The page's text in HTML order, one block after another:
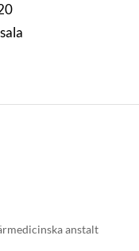
anstalt